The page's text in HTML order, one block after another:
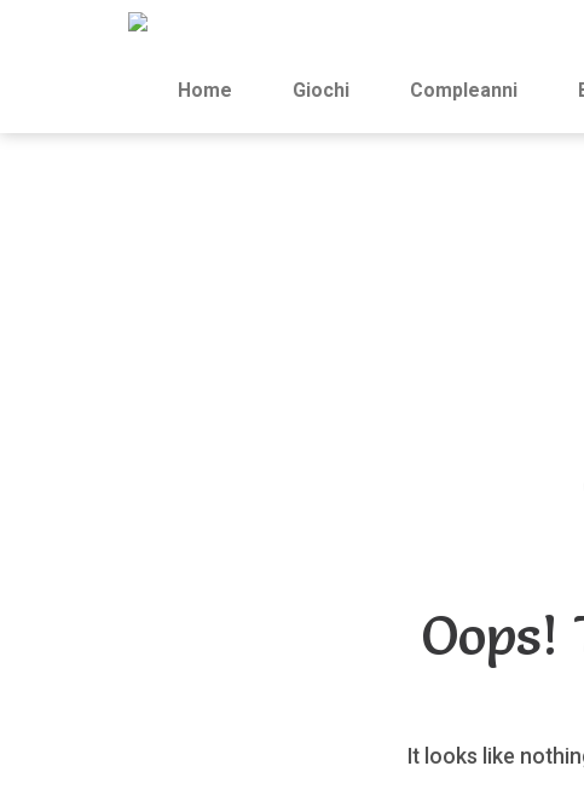
Home Giochi Compleanni
Oops!
It looks like